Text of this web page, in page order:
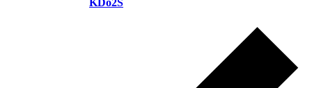
KDo2S